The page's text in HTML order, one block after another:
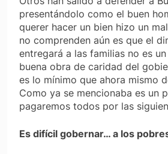
presentándolo como el buen
querer hacer un bien hizo un
no comprenden aún es que el
entregará a las familias no es
buena obra de caridad del
es lo mínimo que ahora mismo
Como ya se mencionaba es un
pagaremos todos por las
Es difícil gobernar… a los